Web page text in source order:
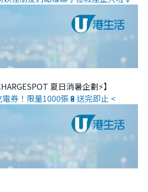
夏日消暑企劃⚡】
電券！限量1000張🔋送完即止 <